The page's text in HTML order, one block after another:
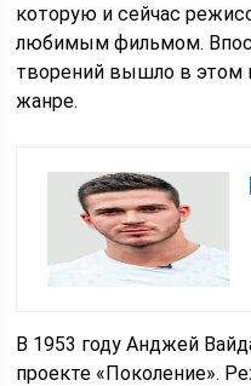
которую и сейчас
любимым фильмом.
творений вышло в этом
жанре.
В 1953 году Анджей
проекте «Поколение».